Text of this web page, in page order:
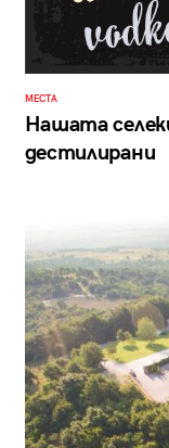
МЕСТА
Нашата
дестилирани